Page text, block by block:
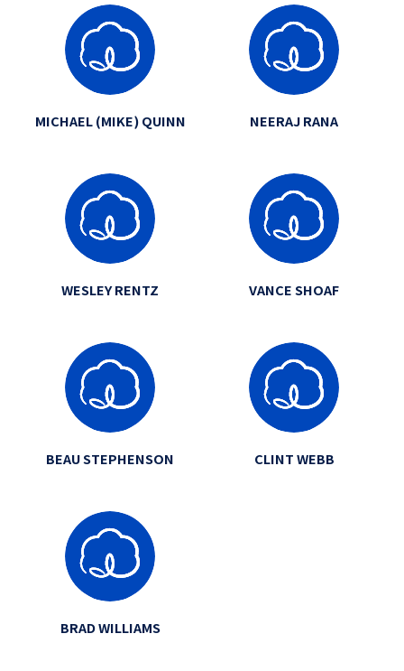
MICHAEL (MIKE) QUINN NEERAJ RANA
WESLEY RENTZ VANCE SHOAF
BEAU STEPHENSON CLINT WEBB
BRAD WILLIAMS